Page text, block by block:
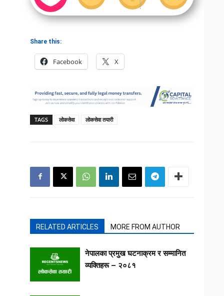
Share this:
Facebook X
TAGS लोकसेवा लोकसेवा तयारी
RELATED ARTICLES MORE FROM AUTHOR
नेपालका प्रमुख घटनाक्रम र सम्मानित
व्यक्तिहरू – २०८१